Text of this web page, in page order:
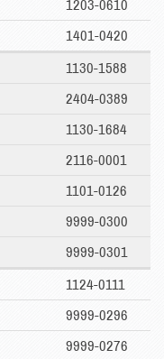
1203-0610
1401-0420
1130-1588
2404-0389
1130-1684
2116-0001
1101-0126
9999-0300
9999-0301
1124-0111
9999-0296
9999-0276